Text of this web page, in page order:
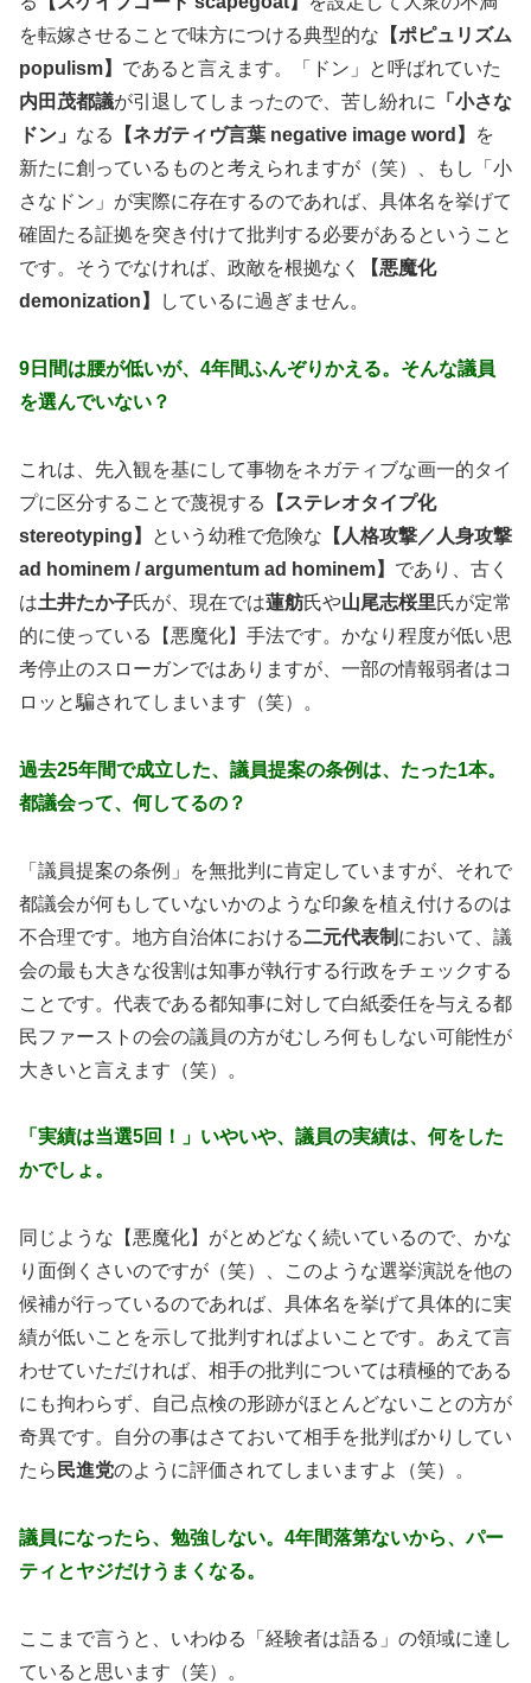
を転嫁させることで味方につける典型的な 【ポピュリズム
populism】 であると言えます。「ドン」と呼ばれていた
内田茂都議が引退してしまったので、苦し紛れに
「小さな
ドン」 なる 【ネガティヴ言葉 negative image word】
を
新たに創っているものと考えられますが（笑）、もし「小
さなドン」が実際に存在するのであれば、具体名を挙げて
確固たる証拠を突き付けて批判する必要があるということ
です。そうでなければ、政敵を根拠なく
【悪魔化
demonization】
しているに過ぎません。
9日間は腰が低いが、4年間ふんぞりかえる。そんな議員
を選んでいない？
これは、先入観を基にして事物をネガティブな画一的タイ
プに区分することで蔑視する
【ステレオタイプ化
stereotyping】
という幼稚で危険な 【人格攻撃／人身攻撃
ad hominem / argumentum ad hominem】 であり、古く
は土井たか子氏が、現在では蓮舫氏や山尾志桜里氏が定常
的に使っている【悪魔化】手法です。かなり程度が低い思
考停止のスローガンではありますが、一部の情報弱者はコ
ロッと騙されてしまいます（笑）。
過去25年間で成立した、議員提案の条例は、たった1本。
都議会って、何してるの？
「議員提案の条例」を無批判に肯定していますが、それで
都議会が何もしていないかのような印象を植え付けるのは
不合理です。地方自治体における二元代表制 において、議
会の最も大きな役割は知事が執行する行政をチェックする
ことです。代表である都知事に対して白紙委任を与える都
民ファーストの会の議員の方がむしろ何もしない可能性が
大きいと言えます（笑）。
「実績は当選5回！」いやいや、議員の実績は、何をした
かでしょ。
同じような【悪魔化】がとめどなく続いているので、かな
り面倒くさいのですが（笑）、このような選挙演説を他の
候補が行っているのであれば、具体名を挙げて具体的に実
績が低いことを示して批判すればよいことです。あえて言
わせていただければ、相手の批判については積極的である
にも拘わらず、自己点検の形跡がほとんどないことの方が
奇異です。自分の事はさておいて相手を批判ばかりしてい
たら 民進党のように評価されてしまいますよ（笑）。
議員になったら、勉強しない。4年間落第ないから、パー
ティとヤジだけうまくなる。
ここまで言うと、いわゆる「経験者は語る」の領域に達し
ていると思います（笑）。